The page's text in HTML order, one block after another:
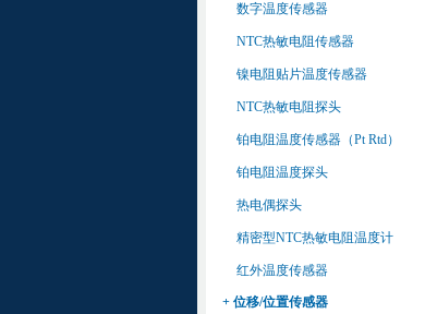
数字温度传感器
NTC热敏电阻传感器
镍电阻贴片温度传感器
NTC热敏电阻探头
铂电阻温度传感器（Pt Rtd）
铂电阻温度探头
热电偶探头
精密型NTC热敏电阻温度计
红外温度传感器
+ 位移/位置传感器